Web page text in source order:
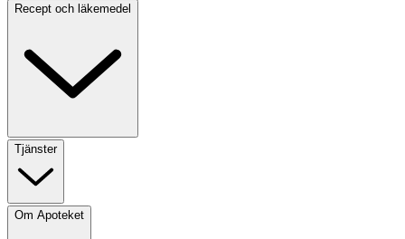
Recept och läkemedel
Tjänster
Om Apoteket